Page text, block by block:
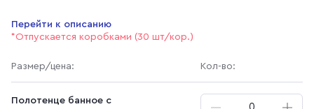
Перейти к описанию
*Отпускается коробками (30 шт/кор.)
Размер/цена: Кол-во:
Полотенце банное с